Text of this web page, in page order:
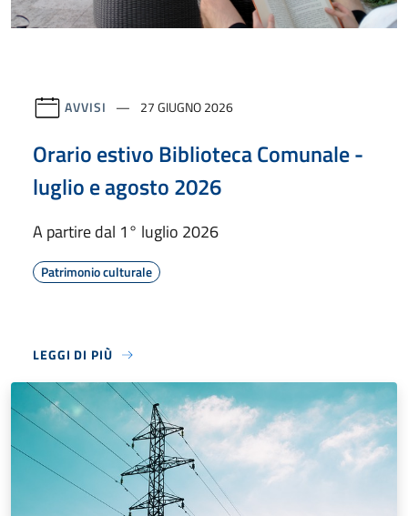
AVVISI 27 GIUGNO 2026
Orario estivo Biblioteca Comunale -
luglio e agosto 2026
A partire dal 1° luglio 2026
Patrimonio culturale
LEGGI DI PIÙ